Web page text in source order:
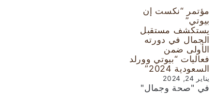
مؤتمر “نكست إن
بيوتي”
يستكشف مستقبل
الجمال في دورته
الأولى ضمن
فعاليات “بيوتي وورلد
السعودية 2024”
يناير 24, 2024
في "صحة وجمال"